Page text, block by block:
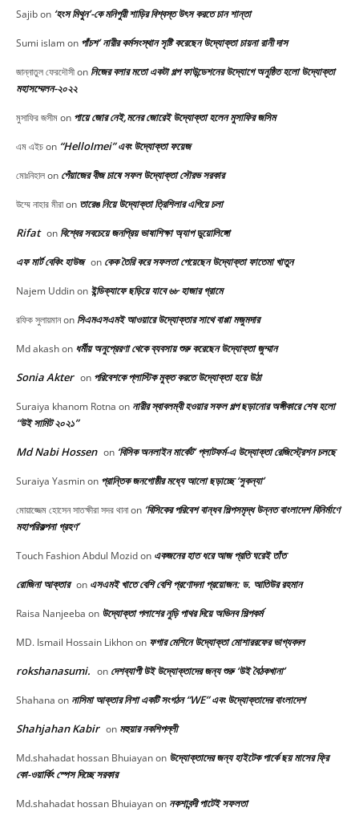
Sajibon ‘হংস মিথুন’-কে মনিপুরী শাড়ির বিশ্বস্ত উৎস করতে চান শান্তা
Sumi islamon পাঁচশ’ নারীর কর্মসংস্থান সৃষ্টি করেছেন উদ্যোক্তা চায়না রানী দাস
জান্নাতুল ফেরদৌসীon নিজের বলার মতো একটা গল্প ফাউন্ডেশনের উদ্যোগে অনুষ্ঠিত হলো উদ্যোক্তা
মহাসম্মেলন-২০২২
মুসাফির জসীমon পায়ে জোর নেই,মনের জোরেই উদ্যোক্তা হলেন মুসাফির জসিম
এম এইচon “HelloImei” এবং উদ্যোক্তা ফয়েজ
মোঃনিহালon পেঁয়াজের বীজ চাষে সফল উদ্যোক্তা সৌরভ সরকার
উম্মে নাহার মীরাon তারেঙ নিয়ে উদ্যোক্তা ত্রিশিলার এগিয়ে চলা
Rifat on বিশ্বের সবচেয়ে জনপ্রিয় ভাষাশিক্ষা অ্যাপ ডুয়োলিঙ্গো
এফ মার্ট বেকিং হাউজ on কেক তৈরি করে সফলতা পেয়েছেন উদ্যোক্তা ফাতেমা খাতুন
Najem Uddinon ইন্ডিক্যাফে ছড়িয়ে যাবে ৬৮ হাজার গ্রামে
রফিক সুলায়মানon সিএমএসএমই আওয়ারে উদ্যোক্তার সাথে বাপ্পা মজুমদার
Md akashon ধর্মীয় অনুপ্রেরণা থেকে ব্যবসায় শুরু করেছেন উদ্যোক্তা জুম্মান
Sonia Akter on পরিবেশকে প্লাস্টিক মুক্ত করতে উদ্যোক্তা হয়ে উঠা
Suraiya khanom Rotna on নারীর স্বাবলম্বী হওয়ার সফল গল্প ছড়ানোর অঙ্গীকারে শেষ হলো
“উই সামিট ২০২১”
Md Nabi Hossen on ‘বিসিক অনলাইন মার্কেট’ প্লাটফর্ম-এ উদ্যোক্তা রেজিস্ট্রেশন চলছে
Suraiya Yasminon প্রান্তিক জনগোষ্ঠীর মধ্যে আলো ছড়াচ্ছে ‘সুকন্যা’
মোয়াজ্জেম হোসেন সাতক্ষীরা সদর থানাon ‘বিসিকের পরিবেশ বান্ধব শিল্পসমৃদ্ধ উন্নত বাংলাদেশ বিনির্মাণে
মহাপরিকল্পনা গ্রহণ’
Touch Fashion Abdul Mozidon একজনের হাত ধরে আজ প্রতি ঘরেই তাঁত
রোজিনা আক্তার on এসএমই খাতে বেশি বেশি প্রণোদনা প্রয়োজন: ড. আতিউর রহমান
Raisa Nanjeeba on উদ্যোক্তা পলাশের নুড়ি পাথর দিয়ে অভিনব শিল্পকর্ম
MD. Ismail Hossain Likhonon ফগার মেশিনে উদ্যোক্তা মোশাররফের ভাগ্যবদল
rokshanasumi. on দেশব্যাপী উই উদ্যোক্তাদের জন্য শুরু ‘উই বৈঠকখানা’
Shahana on নাসিমা আক্তার নিশা একটি সংগঠন “WE” এবং উদ্যোক্তাদের বাংলাদেশ
Shahjahan Kabir on মহুয়ার নকশিপল্লী
Md.shahadat hossan Bhuiayanon উদ্যোক্তাদের জন্য হাইটেক পার্কে ছয় মাসের ফ্রি
কো-ওয়ার্কিং স্পেস দিচ্ছে সরকার
Md.shahadat hossan Bhuiayanon নকশাবন্দী পাটেই সফলতা